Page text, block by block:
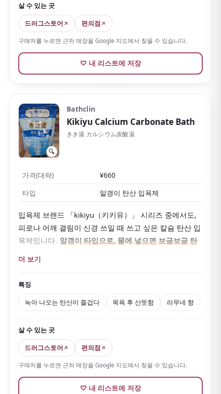
족이 안심하고 쓸 수 있습니다.
알들이도 부담 없는 가격이라, 일본다운 향의 기념품으로
넉넉히 사기에도 좋습니다.
숲, 편백, 라벤더 등 향의 종류가 풍부한 것도 반가운 점입
니다.
살 수 있는 곳
드러그스토어
편의점
구매처를 누르면 근처 매장을 Google 지도에서 찾을 수 있습니다.
♡ 내 리스트에 저장
🔍
Bathclin
Kikiyu Calcium Carbonate Bath
きき湯 カルシウム炭酸湯
가격(대략)
¥660
타입
알갱이 탄산 입욕제
입욕제 브랜드 「kikiyu（키키유）」 시리즈 중에서도,
피로나 어깨 결림이 신경 쓰일 때 쓰고 싶은 칼슘 탄산 입
욕제입니다. 알갱이 타입으로, 물에 넣으면 보글보글 탄
이산화탄소와 탄산칼슘의 작용이 온욕 효과를 높여 몸을
속부터 서서히 데웁니다. 피로, 어깨 결림, 냉증 등에 좋은
의약외품으로, 천천히 몸을 담그고 싶은 분께 안성맞춤입
니다.
보습 성분인 아연도 들어 있습니다.
(탄산음료)이고, 물은 맑은 하늘색
목욕 후 느낌이 산뜻해 땀나는 계절에도 쓰기 좋습니다.
계량스푼이 달린 병과 리필 외에1회분 분포 타입도 있어
기념품으로 나눠 주기에도 좋습니다.
더 보기
특징
녹아 나오는 탄산이 즐겁다
목욕 후 산뜻함 라무네 향
살 수 있는 곳
드러그스토어
편의점
구매처를 누르면 근처 매장을 Google 지도에서 찾을 수 있습니다.
♡ 내 리스트에 저장